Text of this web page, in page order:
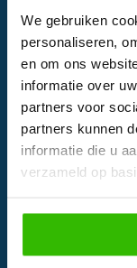
We gebruiken
personaliseren,
en om ons
informatie over
partners voor
partners kunnen
informatie die u
verzameld op
EVENTS
Kalender
Bedrijven
Impressie